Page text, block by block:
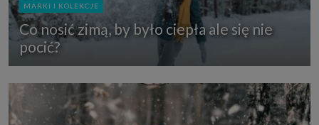
MARKI I KOLEKCJE
Co nosić zimą, by było ciepła ale się nie
pocić?